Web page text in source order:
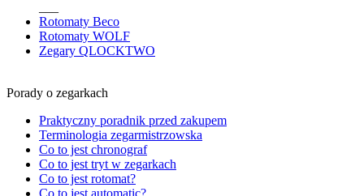
Rotomaty Beco
Rotomaty WOLF
Zegary QLOCKTWO
Porady o zegarkach
Praktyczny poradnik przed zakupem
Terminologia zegarmistrzowska
Co to jest chronograf
Co to jest tryt w zegarkach
Co to jest rotomat?
Co to jest automatic?